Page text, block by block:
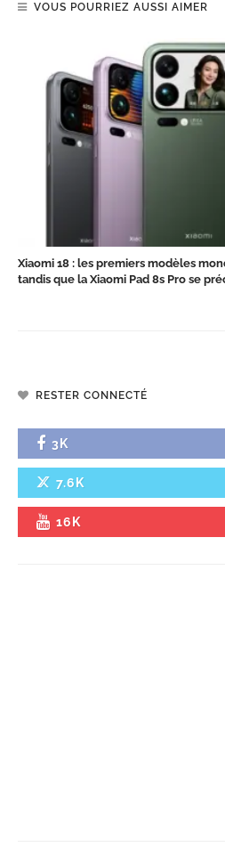
VOUS POURRIEZ AUSSI AIMER
Xiaomi 18 : les premiers modèles
tandis que la Xiaomi Pad 8s Pro se
RESTER CONNECTÉ
3K
7.6K
16K